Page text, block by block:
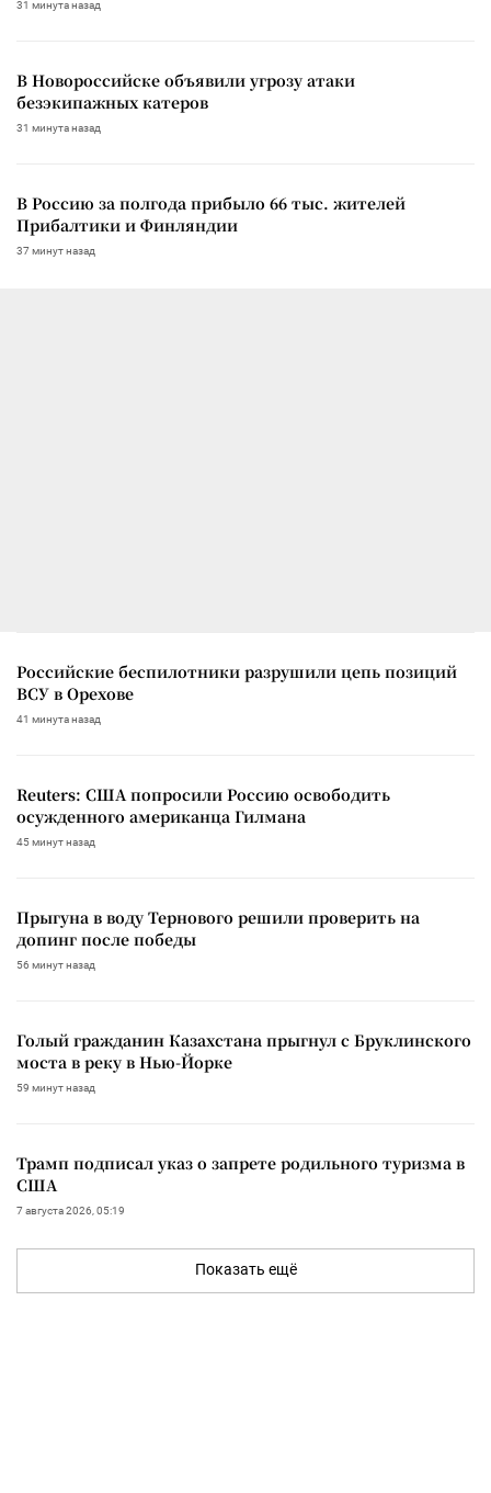
31 минута назад
В Новороссийске объявили угрозу атаки
безэкипажных катеров
31 минута назад
В Россию за полгода прибыло 66 тыс. жителей
Прибалтики и Финляндии
37 минут назад
Российские беспилотники разрушили цепь позиций
ВСУ в Орехове
41 минута назад
Reuters: США попросили Россию освободить
осужденного американца Гилмана
45 минут назад
Прыгуна в воду Тернового решили проверить на
допинг после победы
56 минут назад
Голый гражданин Казахстана прыгнул с Бруклинского
моста в реку в Нью-Йорке
59 минут назад
Трамп подписал указ о запрете родильного туризма в
США
7 августа 2026, 05:19
Показать ещё